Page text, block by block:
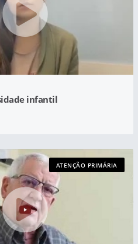
infantil
ATENÇÃO PRIMÁRIA